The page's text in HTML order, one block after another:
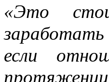
«Это
если